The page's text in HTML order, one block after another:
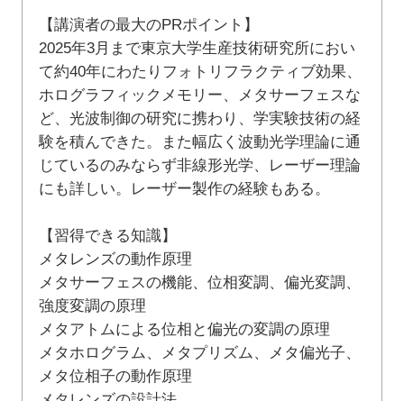
【講演者の最大のPRポイント】
2025年3月まで東京大学生産技術研究所におい
て約40年にわたりフォトリフラクティブ効果、
ホログラフィックメモリー、メタサーフェスな
ど、光波制御の研究に携わり、学実験技術の経
験を積んできた。また幅広く波動光学理論に通
じているのみならず非線形光学、レーザー理論
にも詳しい。レーザー製作の経験もある。
【習得できる知識】
メタレンズの動作原理
メタサーフェスの機能、位相変調、偏光変調、
強度変調の原理
メタアトムによる位相と偏光の変調の原理
メタホログラム、メタプリズム、メタ偏光子、
メタ位相子の動作原理